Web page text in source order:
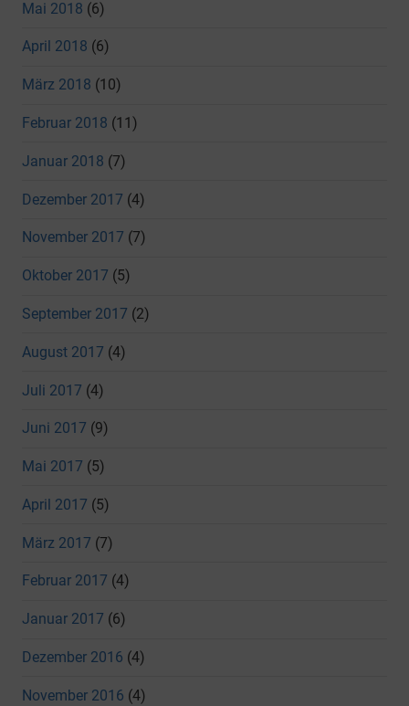
Mai 2018 (6)
April 2018 (6)
März 2018 (10)
Februar 2018 (11)
Januar 2018 (7)
Dezember 2017 (4)
November 2017 (7)
Oktober 2017 (5)
September 2017 (2)
August 2017 (4)
Juli 2017 (4)
Juni 2017 (9)
Mai 2017 (5)
April 2017 (5)
März 2017 (7)
Februar 2017 (4)
Januar 2017 (6)
Dezember 2016 (4)
November 2016 (4)